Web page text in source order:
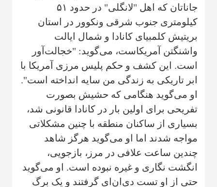
جاناتان که اهل "لانگلی" در حدود ۵۱
کیلومتری جنوب شرقی ونکوور در استان
بریتیش کلمبیای کانادا و شمال ایالت
واشنگتن آمریکاست، می‌گوید: "خجالت‌آور
است. این کشف و حکم پلیس مرزی آمریکا با
ابر تاریکی به زندگی من سایه انداخته است".
او می‌گوید هنگامی که حشیش بصورت
تفریحی برای اولین بار در کانادا قانونی شد،
بسیاری از ساکنان منطقه با چنین مشکلاتی
مواجه شدند اما او می‌گوید هرگز شاهد
چندین ساعت علافی در مرز، بازجویی،
انگشت نگاری و غیره نبوده است. او می‌گوید
حتی از او تست دی‌ان‌ای گرفتند و یک برگ